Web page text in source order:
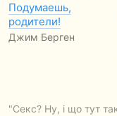
Подумаешь,
родители!
Джим Берген
"Секс? Ну, і що тут